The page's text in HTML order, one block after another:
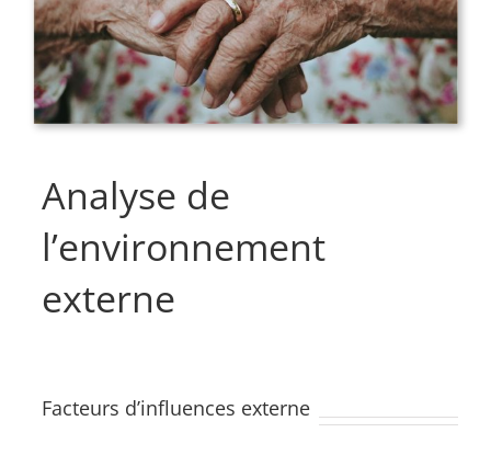
Analyse de
l’environnement
externe
Facteurs d’influences externe